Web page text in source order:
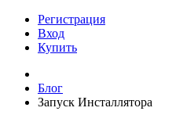
Регистрация
Вход
Купить
Блог
Запуск Инсталлятора